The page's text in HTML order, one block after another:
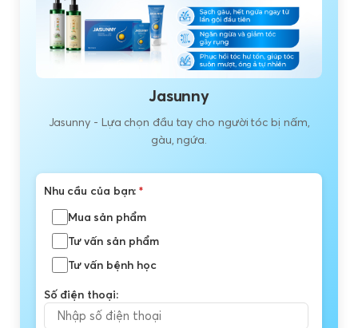
Jasunny
Jasunny - Lựa chọn đầu tay cho người tóc bị nấm,
gàu, ngứa.
Nhu cầu của bạn:*
Mua sản phẩm
Tư vấn sản phẩm
Tư vấn bệnh học
Số điện thoại: